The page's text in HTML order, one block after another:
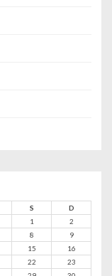
S
D
1
2
8
9
15
16
22
23